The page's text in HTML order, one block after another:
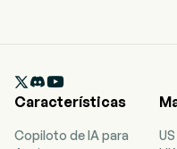

Características
Copiloto de IA para